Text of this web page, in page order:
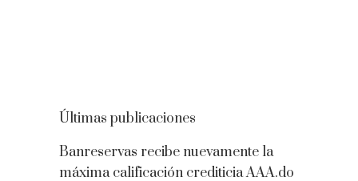
Últimas publicaciones
Banreservas recibe nuevamente la
máxima calificación crediticia AAA.do